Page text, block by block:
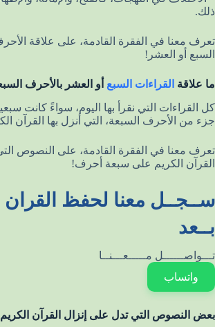
ذلك.
تعرف معنا في الفقرة القادمة، على علاقة
السبع أو العشر!
ما علاقة القراءات السبع أو العشر بالأحرف
كل القراءات التي نقرأ بها اليوم، سواءً كانت
جزء من الأحرف السبعة، التي أنزل بها القرآن
تعرف معنا في الفقرة القادمة، على النصوص
القرآن الكريم على سبعة أحرف!
ســجــل معنا لحفظ
بــعد
تـــواصــــــل مـــــعـــنــا
واتساب
بعض النصوص التي تدل على إنزال القرآن